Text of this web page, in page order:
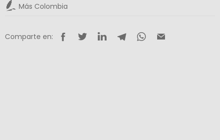
Más Colombia
Comparte en: